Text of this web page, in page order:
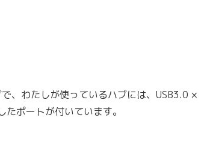
、わたしが使っているハブには、USB3.0 ×
ポートが付いています。